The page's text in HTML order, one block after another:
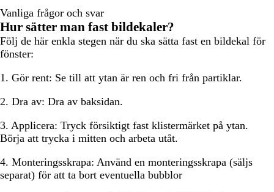
Vanliga frågor och svar
Hur sätter man fast bildekaler?
Följ de här enkla stegen när du ska sätta fast en bildekal för
fönster:
1. Gör rent: Se till att ytan är ren och fri från partiklar.
2. Dra av: Dra av baksidan.
3. Applicera: Tryck försiktigt fast klistermärket på ytan.
Börja att trycka i mitten och arbeta utåt.
4. Monteringsskrapa: Använd en monteringsskrapa (säljs
separat) för att ta bort eventuella bubblor